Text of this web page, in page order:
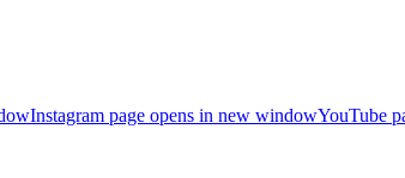
Instagram page opens in new windowYouTube